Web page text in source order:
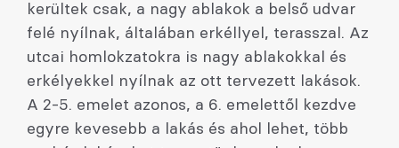
kerültek csak, a nagy ablakok a belső udvar
felé nyílnak, általában erkéllyel, terasszal. Az
utcai homlokzatokra is nagy ablakokkal és
erkélyekkel nyílnak az ott tervezett lakások.
A 2-5. emelet azonos, a 6. emelettől kezdve
egyre kevesebb a lakás és ahol lehet, több